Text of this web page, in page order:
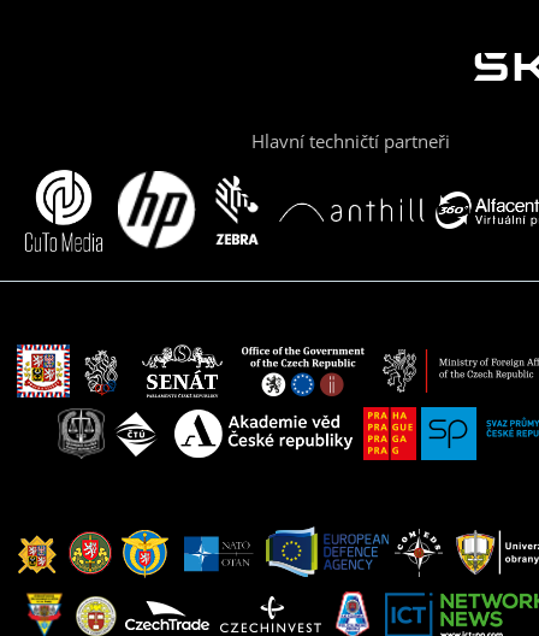
Hlavní techničtí partneři